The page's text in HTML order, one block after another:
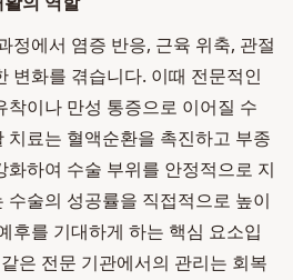
정에서 염증 반응, 근육 위축, 관절
변화를 겪습니다. 이때 전문적인
착이나 만성 통증으로 이어질 수
치료는 혈액순환을 촉진하고 부종
화하여 수술 부위를 안정적으로 지
수술의 성공률을 직접적으로 높이
후를 기대하게 하는 핵심 요소입
은 전문 기관에서의 관리는 회복